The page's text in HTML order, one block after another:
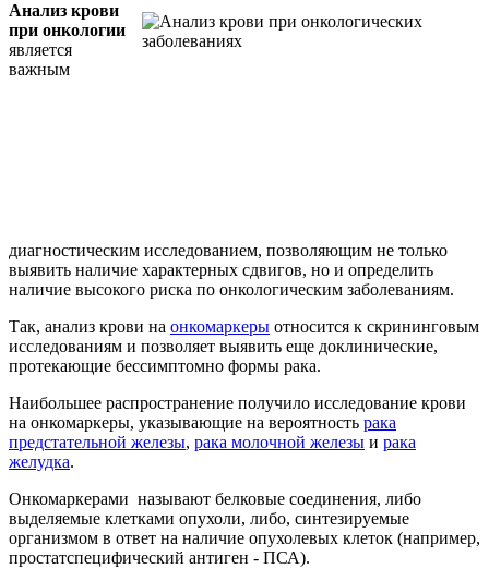
Анализ крови
при онкологии
является
важным
диагностическим исследованием, позволяющим не только
выявить наличие характерных сдвигов, но и определить
наличие высокого риска по онкологическим заболеваниям.
Так, анализ крови на онкомаркеры относится к скрининговым
исследованиям и позволяет выявить еще доклинические,
протекающие бессимптомно формы рака.
Наибольшее распространение получило исследование крови
на онкомаркеры, указывающие на вероятность рака
предстательной железы, рака молочной железы и рака
желудка.
Онкомаркерами называют белковые соединения, либо
выделяемые клетками опухоли, либо, синтезируемые
организмом в ответ на наличие опухолевых клеток (например,
простатспецифический антиген - ПСА).